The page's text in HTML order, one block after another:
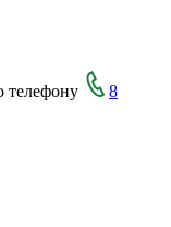
телефону
8